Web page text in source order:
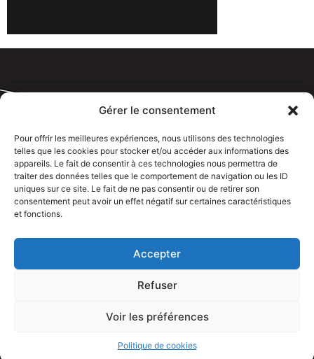
Gérer le consentement
Pour offrir les meilleures expériences, nous utilisons des technologies
telles que les cookies pour stocker et/ou accéder aux informations des
appareils. Le fait de consentir à ces technologies nous permettra de
traiter des données telles que le comportement de navigation ou les ID
uniques sur ce site. Le fait de ne pas consentir ou de retirer son
consentement peut avoir un effet négatif sur certaines caractéristiques
et fonctions.
Accepter
Refuser
Voir les préférences
Politique de cookies
Tous droits réservé @rdelectricien.fr –Mentions légales–
Recrutement–
Siege social :82 rue Jeanne d’Arc – 76000 Rouen
Bureau et showroom :
APPELEZ NOUS